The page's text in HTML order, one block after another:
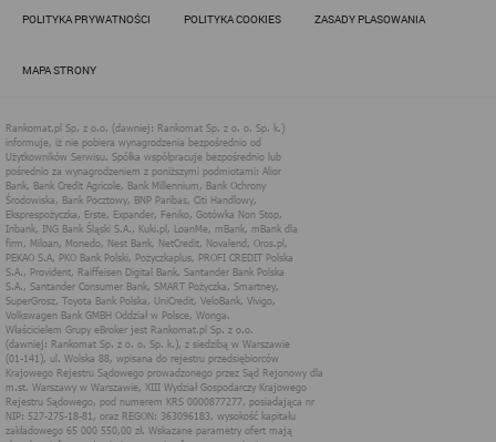
POLITYKA PRYWATNOŚCI POLITYKA COOKIES ZASADY PLASOWANIA
MAPA STRONY
dostosowanie usług, świadczonych w ramach serwisu do potrzeb
Polityka Cookies serwisów
internetowych spółki Rankomat.pl Sp. z
o.o. (dawniej: Rankomat Sp. z o. o. Sp.
k.)
Rankomat.pl Sp. z o.o. (dawniej: Rankomat Sp. z o. o. Sp. k.), z
siedzibą w Warszawie (01-141), ul. Wolska 88, wpisana do rejestru
przedsiębiorców Krajowego Rejestru Sądowego prowadzonego
przez Sąd Rejonowy dla m.st. Warszawy w Warszawie, XIII
Wydział Gospodarczy Krajowego Rejestru Sądowego, pod
numerem KRS 0000877277, posiadająca nr NIP: 527-275-18-81,
oraz REGON: 363096183, zwana dalej "Rankomat" wykorzystuje
na swoich stronach internetowych technologię "cookies".
Zasady wykorzystania informacji dostarczonych przez
użytkownika w ramach technologii cookies w trakcie korzystania
ze stron internetowych i Rankomat określa niniejszy dokument.